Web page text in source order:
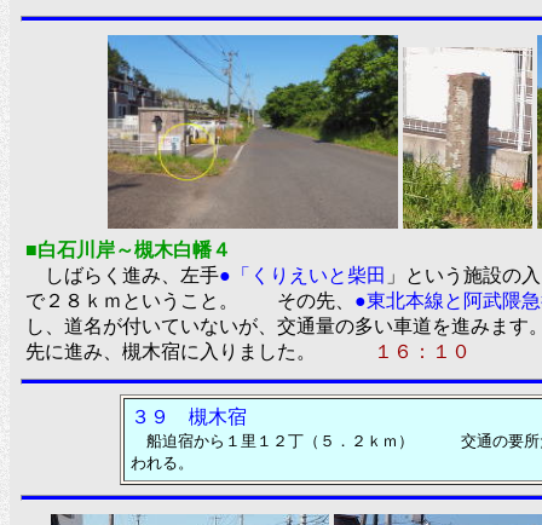
■白石川岸～槻木白幡４
しばらく進み、左手●「くりえいと柴田 」という施設の
で２８ｋｍということ。 その先、 ●東北本線と阿武隈
し、道名が付いていないが、交通量の多い車道を進みます
先に進み、槻木宿に入りました。
１６：１０
３９ 槻木宿
船迫宿から１里１２丁（５．２ｋｍ） 交通の要所だ
われる。